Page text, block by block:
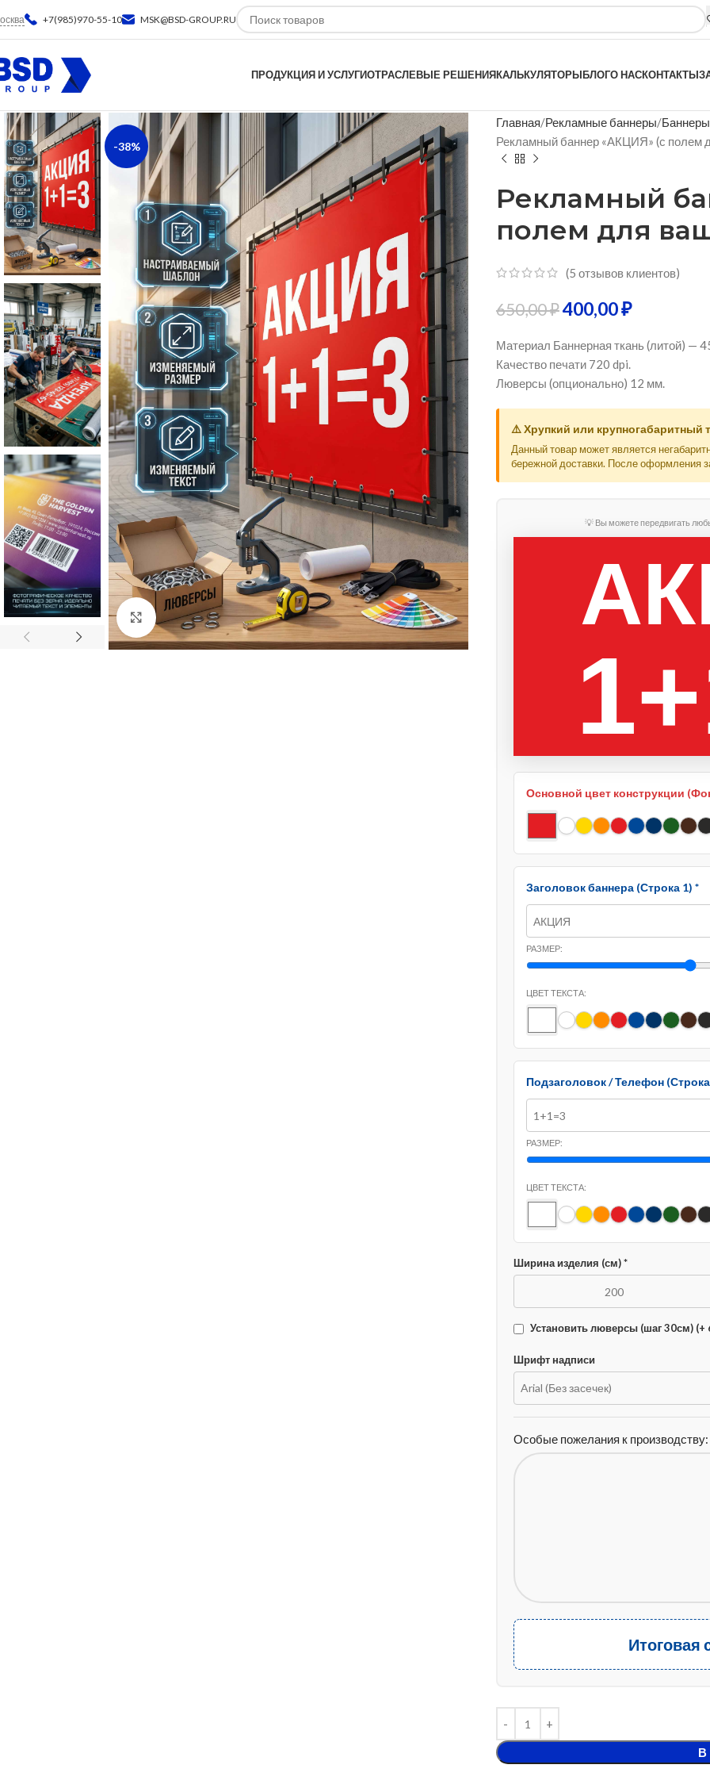
+7(985)970-55-10 MSK@BSD-GROUP.RU
ПРОДУКЦИЯ И УСЛУГИОТРАСЛЕВЫЕ РЕШЕНИЯКАЛЬКУЛЯТОРЫБЛОГО НАСКОНТАКТЫ
-38%
Нажмите, чтобы увеличить
Главная Рекламные баннеры
Рекламный баннер «АКЦИЯ» (с полем
Рекламный
полем для
(5 отзывов клиентов)
650,00₽400,00₽
Материал Баннерная ткань (литой) —
Качество печати 720 dpi.
Люверсы (опционально) 12 мм.
⚠️ Хрупкий или крупногабаритный
Данный товар может является
бережной доставки. После оформления
💡 Вы можете передвигать
Основной цвет конструкции
Заголовок баннера (Строка 1) *
РАЗМЕР:
ЦВЕТ ТЕКСТА:
Подзаголовок / Телефон (Строка
РАЗМЕР:
ЦВЕТ ТЕКСТА:
Ширина изделия (см) *
Установить люверсы (шаг 30см) (+
Шрифт надписи
Особые пожелания к производству:
Итоговая
В